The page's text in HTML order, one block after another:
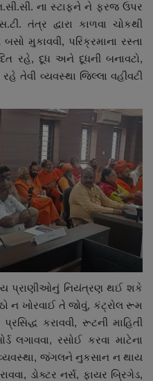
ના સ્ટાફને ને ફરજ ઉપર
તંત્ર દ્વારા કાળવા ચોકથી
મુકાવવી, પરિક્રમાના રસ્તા
રહે, દૂધ અને દૂધની બનાવટો,
તેવી વ્યવસ્થા જિલ્લા વહીવટી
પ્રાણીઓનું નિયંત્રણ થઈ શકે
ન ખોરવાઈ તે જોવું, કંટ્રોલ રૂમ
કરાવવી, રૂટની માહિતી
લગાવવા, રસોઈ કરવા માટેના
જંગલને નુકસાન ન થાય
ડોક્ટર નર્સ, ફાયર બ્રિગેડ,